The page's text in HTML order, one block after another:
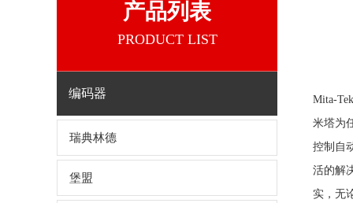
产品列表
PRODUCT LIST
编码器
瑞典林德
堡盟
Mita-
米塔为
控制自
活的解
实，无